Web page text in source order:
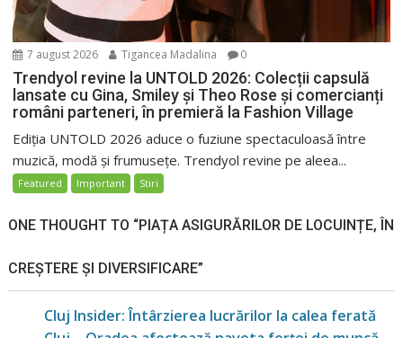
7 august 2026 Tigancea Madalina 0
Trendyol revine la UNTOLD 2026: Colecții capsulă
lansate cu Gina, Smiley și Theo Rose și comercianți
români parteneri, în premieră la Fashion Village
Ediția UNTOLD 2026 aduce o fuziune spectaculoasă între
muzică, modă și frumusețe. Trendyol revine pe aleea...
Featured Important Stiri
ONE THOUGHT TO “PIAȚA ASIGURĂRILOR DE LOCUINȚE, ÎN
CREȘTERE ȘI DIVERSIFICARE”
Cluj Insider: Întârzierea lucrărilor la calea ferată